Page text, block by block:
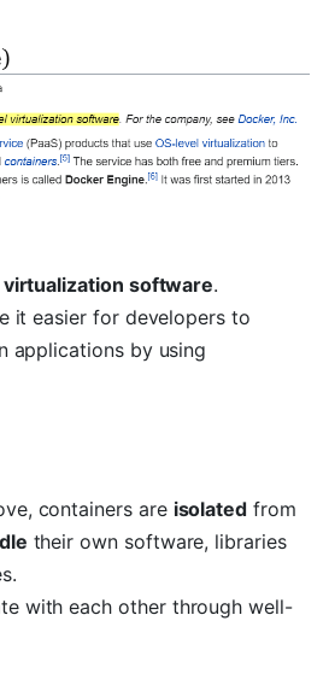
software.
it easier for developers to
applications by using
containers are isolated from
their own software, libraries
with each other through well-